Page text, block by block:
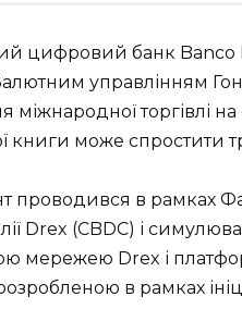
цифровий банк Banco
управлінням
міжнародної торгівлі
книги може спростити
проводився в рамках
Drex (CBDC) і
мережею Drex і
в рамках